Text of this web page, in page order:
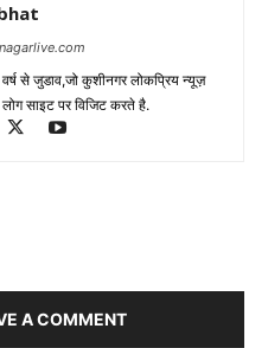
से जुडाव,जो कुशीनगर लोकप्रिय न्यूज़
लोग साइट पर विजिट करते है.
A COMMENT